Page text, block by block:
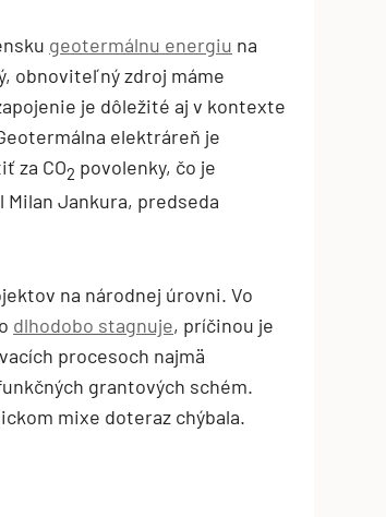
geotermálnu energiu na
obnoviteľný zdroj máme
je dôležité aj v kontexte
elektráreň je
za CO2 povolenky, čo je
Jankura, predseda
na národnej úrovni. Vo
dlhodobo stagnuje, príčinou je
procesoch najmä
grantových schém.
mixe doteraz chýbala.